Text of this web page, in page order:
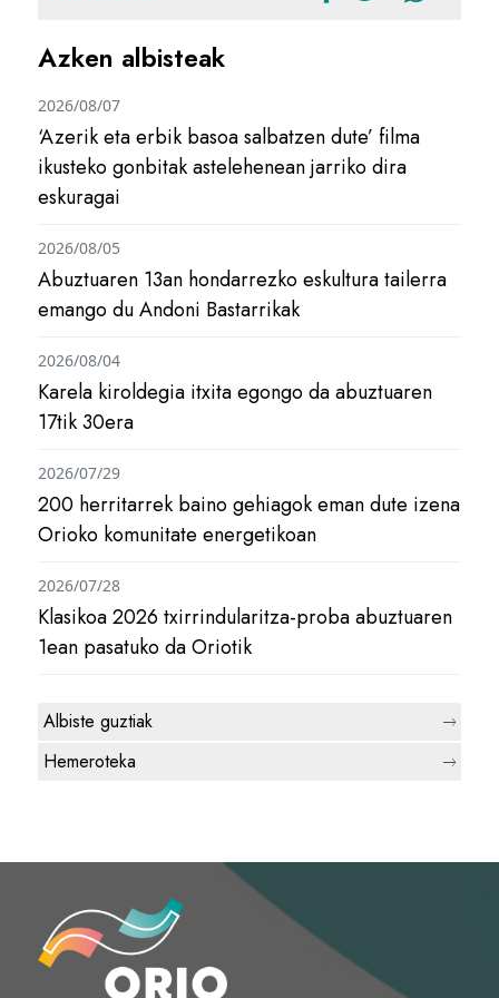
Azken albisteak
‘Azerik eta erbik basoa salbatzen dute’ filma
ikusteko gonbitak astelehenean jarriko dira
eskuragai
2026/08/07
Abuztuaren 13an hondarrezko eskultura tailerra
emango du Andoni Bastarrikak
2026/08/05
Karela kiroldegia itxita egongo da abuztuaren
17tik 30era
2026/08/04
200 herritarrek baino gehiagok eman dute izena
Orioko komunitate energetikoan
2026/07/29
Klasikoa 2026 txirrindularitza-proba abuztuaren
1ean pasatuko da Oriotik
2026/07/28
Albiste guztiak
Hemeroteka